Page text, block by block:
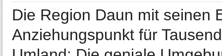
Die Region Daun mit seinen
Anziehungspunkt für